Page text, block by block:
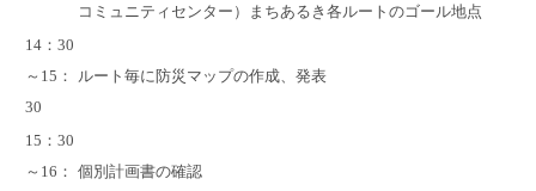
コミュニティセンター）まちあるき各ルートのゴール地点
14：30
～15：
30
ルート毎に防災マップの作成、発表
15：30
～16： 個別計画書の確認